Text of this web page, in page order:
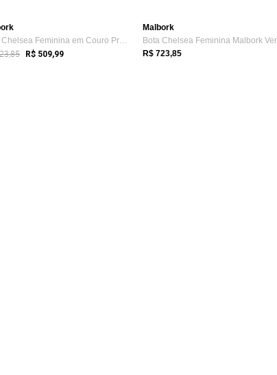
Bota Chelsea Feminina em Couro Preto e S...
R$ 509,99
Malbork
R$ 723,85